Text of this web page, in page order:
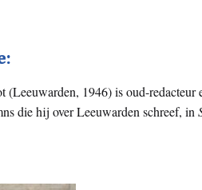
(Leeuwarden, 1946) is oud-
die hij over Leeuwarden schreef, in